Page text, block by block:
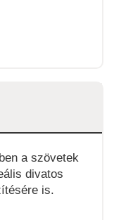
a szövetek
divatos
is.